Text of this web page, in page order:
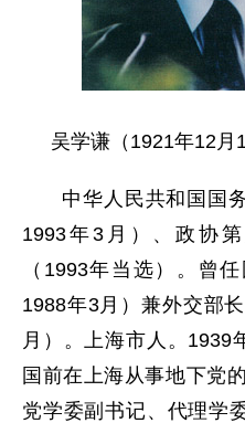
吴学谦（1921年12月
中华人民共和国国
1993年3月）、政协
（1993年当选）。曾
1988年3月）兼外交部
月）。上海市人。1939
国前在上海从事地下党
党学委副书记、代理学